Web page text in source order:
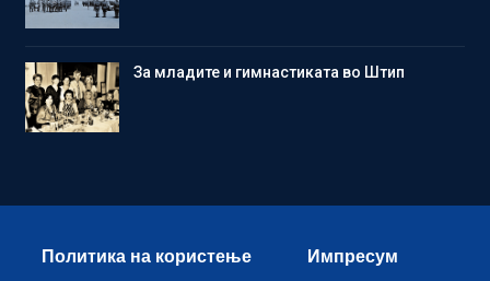
Зa младите и гимнастиката во Штип
Политика на користење Импресум